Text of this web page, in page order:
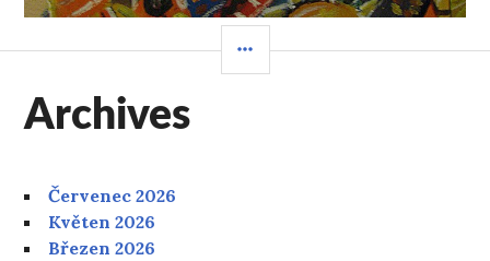
PANEL
Archives
Červenec 2026
Květen 2026
Březen 2026